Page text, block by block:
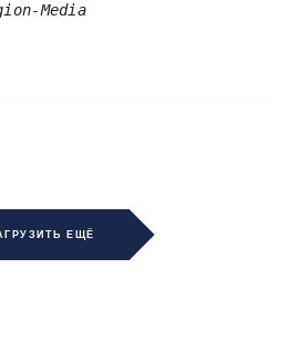
Media
ЕЩЁ